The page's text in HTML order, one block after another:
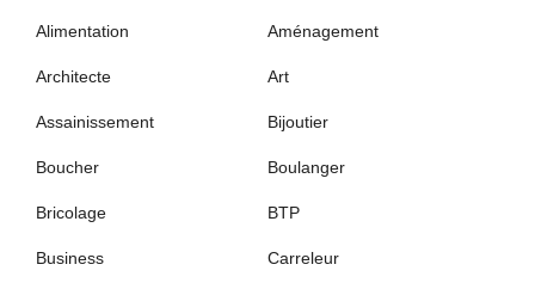
Alimentation Aménagement
Architecte Art
Assainissement Bijoutier
Boucher Boulanger
Bricolage BTP
Business Carreleur